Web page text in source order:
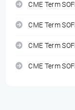
CME Term
CME Term
CME Term
CME Term